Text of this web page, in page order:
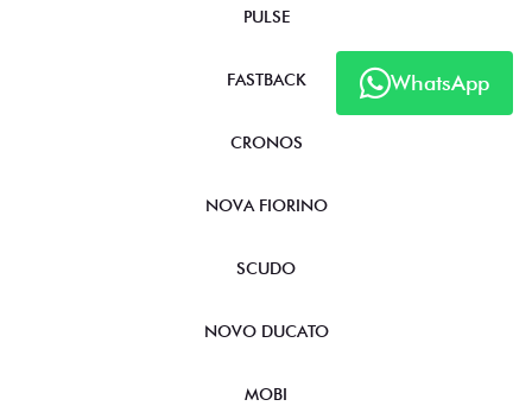
WhatsApp
PULSE
FASTBACK
CRONOS
NOVA FIORINO
SCUDO
NOVO DUCATO
MOBI